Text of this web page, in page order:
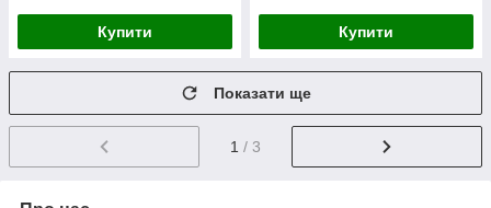
Купити Купити
Показати ще
1 / 3